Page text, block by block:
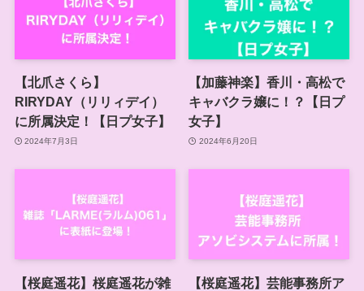
【北爪さくら】
RIRYDAY（リリィデイ）
に所属決定！【日プ女子】
2024年7月3日
【加藤神楽】香川・高松で
キャバクラ嬢に！？【日プ
女子】
2024年6月20日
【桜庭遥花】桜庭遥花が雑
【桜庭遥花】芸能事務所ア